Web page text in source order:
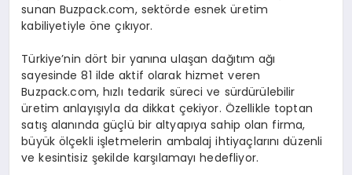
sunan Buzpack.com, sektörde esnek üretim
kabiliyetiyle öne çıkıyor.
Türkiye’nin dört bir yanına ulaşan dağıtım ağı
sayesinde 81 ilde aktif olarak hizmet veren
Buzpack.com, hızlı tedarik süreci ve sürdürülebilir
üretim anlayışıyla da dikkat çekiyor. Özellikle toptan
satış alanında güçlü bir altyapıya sahip olan firma,
büyük ölçekli işletmelerin ambalaj ihtiyaçlarını düzenli
ve kesintisiz şekilde karşılamayı hedefliyor.